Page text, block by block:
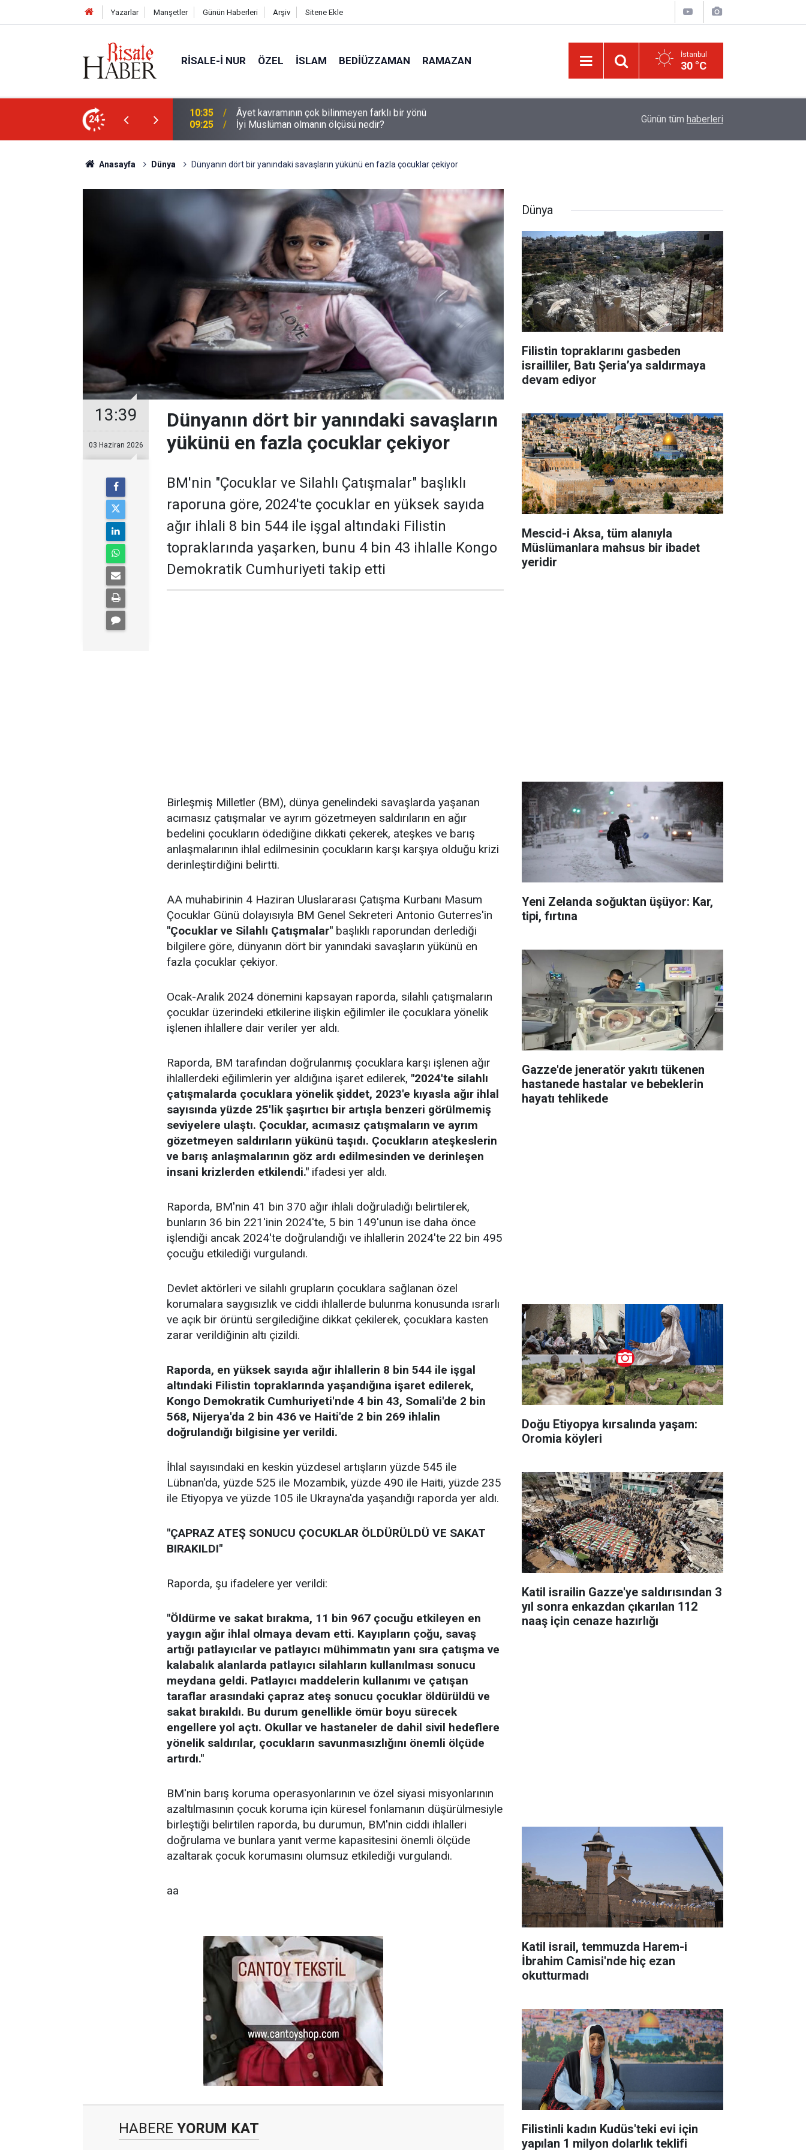
Yazarlar Manşetler Günün Haberleri Arşiv Sitene Ekle
RISALE-I NUR ÖZEL İSLAM BEDIÜZZAMAN RAMAZAN İstanbul
30 °C
24 09:25 İyi Müslüman olmanın ölçüsü nedir? LGS yerleştirme raporu açıklandı:
Günün tüm haberleri
Anasayfa Dünya Dünyanın dört bir yanındaki savaşların yükünü en fazla çocuklar çekiyor
13:39
03 Haziran 2026
Dünyanın dört bir yanındaki savaşların
yükünü en fazla çocuklar çekiyor
BM'nin "Çocuklar ve Silahlı Çatışmalar" başlıklı
raporuna göre, 2024'te çocuklar en yüksek sayıda
ağır ihlali 8 bin 544 ile işgal altındaki Filistin
topraklarında yaşarken, bunu 4 bin 43 ihlalle Kongo
Demokratik Cumhuriyeti takip etti
Birleşmiş Milletler (BM), dünya genelindeki savaşlarda yaşanan
acımasız çatışmalar ve ayrım gözetmeyen saldırıların en ağır
bedelini çocukların ödediğine dikkati çekerek, ateşkes ve barış
anlaşmalarının ihlal edilmesinin çocukların karşı karşıya olduğu krizi
derinleştirdiğini belirtti.
AA muhabirinin 4 Haziran Uluslararası Çatışma Kurbanı Masum
Çocuklar Günü dolayısıyla BM Genel Sekreteri Antonio Guterres'in
"Çocuklar ve Silahlı Çatışmalar" başlıklı raporundan derlediği
bilgilere göre, dünyanın dört bir yanındaki savaşların yükünü en
fazla çocuklar çekiyor.
Ocak-Aralık 2024 dönemini kapsayan raporda, silahlı çatışmaların
çocuklar üzerindeki etkilerine ilişkin eğilimler ile çocuklara yönelik
işlenen ihlallere dair veriler yer aldı.
Raporda, BM tarafından doğrulanmış çocuklara karşı işlenen ağır
ihlallerdeki eğilimlerin yer aldığına işaret edilerek, "2024'te silahlı
çatışmalarda çocuklara yönelik şiddet, 2023'e kıyasla ağır ihlal
sayısında yüzde 25'lik şaşırtıcı bir artışla benzeri görülmemiş
seviyelere ulaştı. Çocuklar, acımasız çatışmaların ve ayrım
gözetmeyen saldırıların yükünü taşıdı. Çocukların ateşkeslerin
ve barış anlaşmalarının göz ardı edilmesinden ve derinleşen
insani krizlerden etkilendi." ifadesi yer aldı.
Raporda, BM'nin 41 bin 370 ağır ihlali doğruladığı belirtilerek,
bunların 36 bin 221'inin 2024'te, 5 bin 149'unun ise daha önce
işlendiği ancak 2024'te doğrulandığı ve ihlallerin 2024'te 22 bin 495
çocuğu etkilediği vurgulandı.
Devlet aktörleri ve silahlı grupların çocuklara sağlanan özel
korumalara saygısızlık ve ciddi ihlallerde bulunma konusunda ısrarlı
ve açık bir örüntü sergilediğine dikkat çekilerek, çocuklara kasten
zarar verildiğinin altı çizildi.
Raporda, en yüksek sayıda ağır ihlallerin 8 bin 544 ile işgal
altındaki Filistin topraklarında yaşandığına işaret edilerek,
Kongo Demokratik Cumhuriyeti'nde 4 bin 43, Somali'de 2 bin
568, Nijerya'da 2 bin 436 ve Haiti'de 2 bin 269 ihlalin
doğrulandığı bilgisine yer verildi.
İhlal sayısındaki en keskin yüzdesel artışların yüzde 545 ile
Lübnan'da, yüzde 525 ile Mozambik, yüzde 490 ile Haiti, yüzde 235
ile Etiyopya ve yüzde 105 ile Ukrayna'da yaşandığı raporda yer aldı.
"ÇAPRAZ ATEŞ SONUCU ÇOCUKLAR ÖLDÜRÜLDÜ VE SAKAT
BIRAKILDI"
Raporda, şu ifadelere yer verildi:
"Öldürme ve sakat bırakma, 11 bin 967 çocuğu etkileyen en
yaygın ağır ihlal olmaya devam etti. Kayıpların çoğu, savaş
artığı patlayıcılar ve patlayıcı mühimmatın yanı sıra çatışma ve
kalabalık alanlarda patlayıcı silahların kullanılması sonucu
meydana geldi. Patlayıcı maddelerin kullanımı ve çatışan
taraflar arasındaki çapraz ateş sonucu çocuklar öldürüldü ve
sakat bırakıldı. Bu durum genellikle ömür boyu sürecek
engellere yol açtı. Okullar ve hastaneler de dahil sivil hedeflere
yönelik saldırılar, çocukların savunmasızlığını önemli ölçüde
artırdı."
BM'nin barış koruma operasyonlarının ve özel siyasi misyonlarının
azaltılmasının çocuk koruma için küresel fonlamanın düşürülmesiyle
birleştiği belirtilen raporda, bu durumun, BM'nin ciddi ihlalleri
doğrulama ve bunlara yanıt verme kapasitesini önemli ölçüde
azaltarak çocuk korumasını olumsuz etkilediği vurgulandı.
aa
HABERE YORUM KAT
Dünya
Filistin topraklarını gasbeden
israilliler, Batı Şeria’ya saldırmaya
devam ediyor
Mescid-i Aksa, tüm alanıyla
Müslümanlara mahsus bir ibadet
yeridir
Yeni Zelanda soğuktan üşüyor: Kar,
tipi, fırtına
Gazze'de jeneratör yakıtı tükenen
hastanede hastalar ve bebeklerin
hayatı tehlikede
Doğu Etiyopya kırsalında yaşam:
Oromia köyleri
Katil israilin Gazze'ye saldırısından 3
yıl sonra enkazdan çıkarılan 112
naaş için cenaze hazırlığı
Katil israil, temmuzda Harem-i
İbrahim Camisi'nde hiç ezan
okutturmadı
Filistinli kadın Kudüs'teki evi için
yapılan 1 milyon dolarlık teklifi